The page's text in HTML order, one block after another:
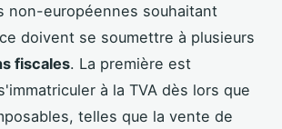
non-européennes souhaitant
doivent se soumettre à plusieurs
fiscales. La première est
à la TVA dès lors que
telles que la vente de